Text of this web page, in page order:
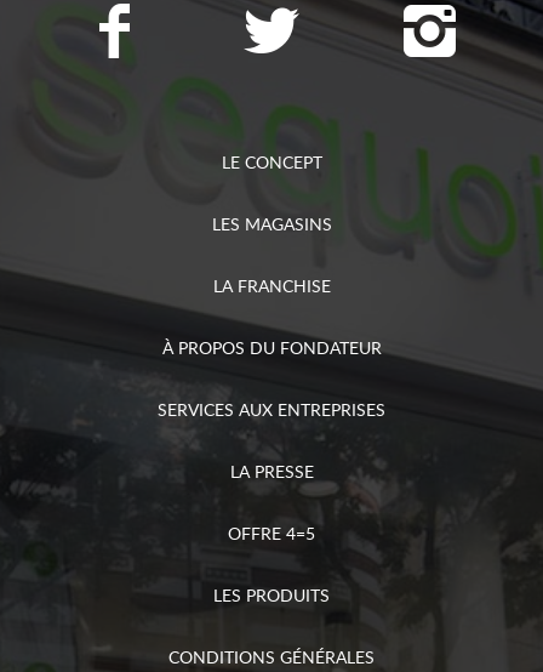
LE CONCEPT
LES MAGASINS
LA FRANCHISE
À PROPOS DU FONDATEUR
SERVICES AUX ENTREPRISES
LA PRESSE
OFFRE 4=5
LES PRODUITS
CONDITIONS GÉNÉRALES